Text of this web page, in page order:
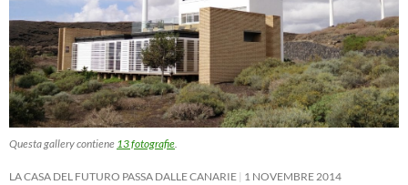
Questa gallery contiene 13 fotografie.
LA CASA DEL FUTURO PASSA DALLE CANARIE 1 NOVEMBRE 2014